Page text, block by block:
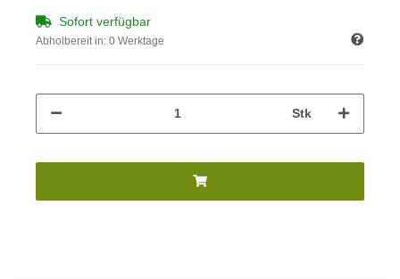
Sofort verfügbar
Abholbereit in: 0 Werktage
Stk